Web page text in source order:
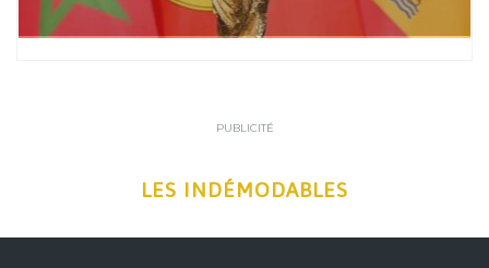
PUBLICITÉ
LES INDÉMODABLES